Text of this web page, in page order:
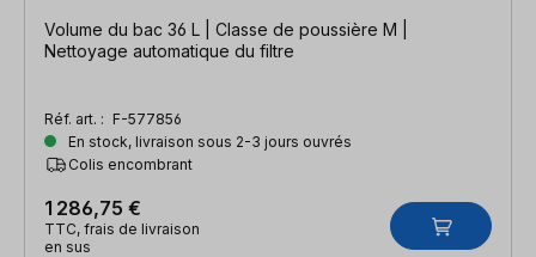
Volume du bac 36 L | Classe de poussière M |
Nettoyage automatique du filtre
Réf. art. : F-577856
En stock, livraison sous 2-3 jours ouvrés
Colis encombrant
1 286,75 €
TTC, frais de livraison
en sus